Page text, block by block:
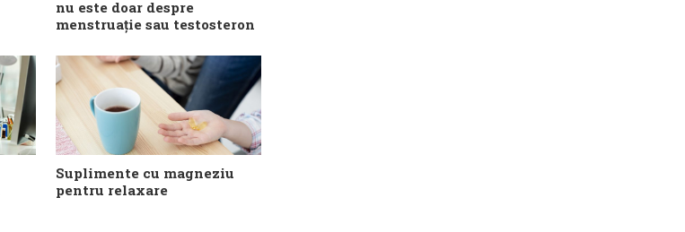
nu este doar despre
menstruație sau testosteron
Suplimente cu magneziu
pentru relaxare